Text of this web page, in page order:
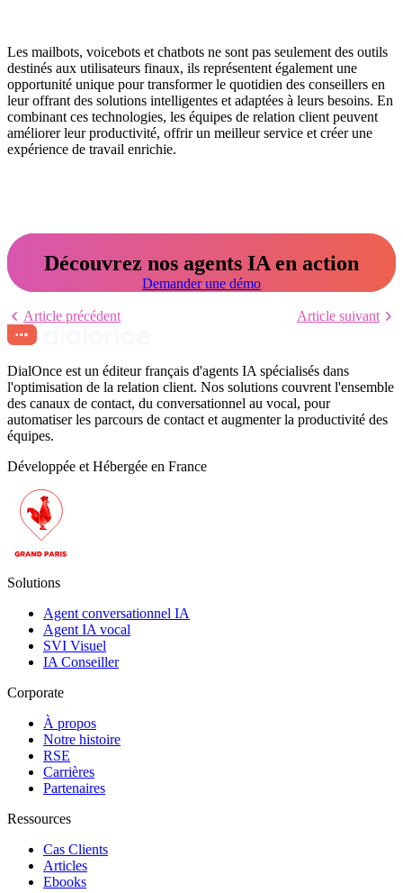
Les mailbots, voicebots et chatbots ne sont pas seulement des outils
destinés aux utilisateurs finaux, ils représentent également une
opportunité unique pour transformer le quotidien des conseillers en
leur offrant des solutions intelligentes et adaptées à leurs besoins. En
combinant ces technologies, les équipes de relation client peuvent
améliorer leur productivité, offrir un meilleur service et créer une
expérience de travail enrichie.
Découvrez nos agents IA en action
Demander une démo
Article précédent Article suivant
DialOnce est un éditeur français d'agents IA spécialisés dans
l'optimisation de la relation client. Nos solutions couvrent l'ensemble
des canaux de contact, du conversationnel au vocal, pour
automatiser les parcours de contact et augmenter la productivité des
équipes.
Développée et Hébergée en France
Solutions
Agent conversationnel IA
Agent IA vocal
SVI Visuel
IA Conseiller
Corporate
À propos
Notre histoire
RSE
Carrières
Partenaires
Ressources
Cas Clients
Articles
Ebooks